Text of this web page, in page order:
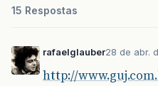
15 Respostas
rafaelglauber28 de abr.
http://